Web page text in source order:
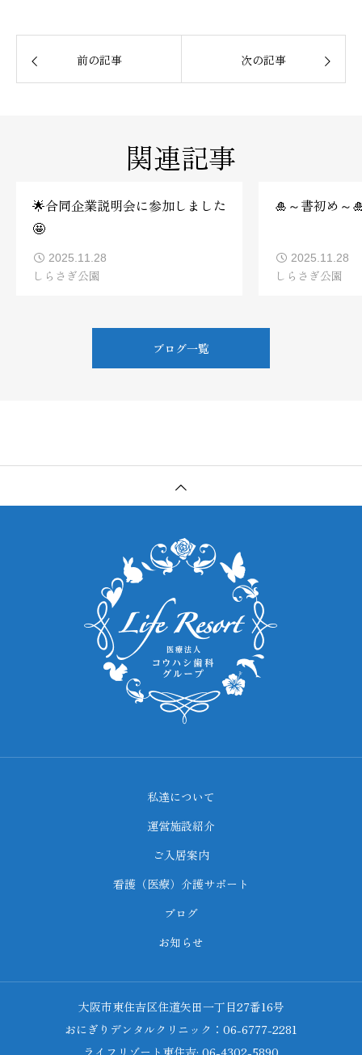
前の記事 次の記事
関連記事
🌟合同企業説明会に参加しました
🤩
2025.11.28
しらさぎ公園
🎍～書初め～
2025.11.28
しらさぎ公園
ブログ一覧
私達について
運営施設紹介
ご入居案内
看護（医療）介護サポート
ブログ
お知らせ
大阪市東住吉区住道矢田一丁目27番16号
おにぎりデンタルクリニック：06-6777-2281
ライフリゾート東住吉: 06-4302-5890